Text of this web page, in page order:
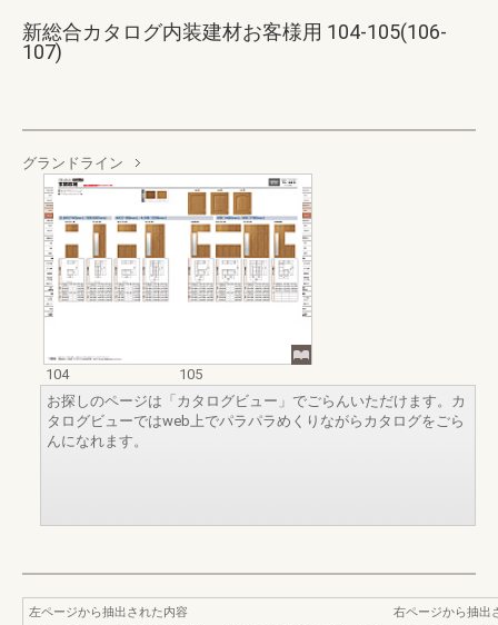
新総合カタログ内装建材お客様用 104-105(106-
107)
グランドライン
104
105
お探しのページは「カタログビュー」でごらんいただけます。カ
タログビューではweb上でパラパラめくりながらカタログをごら
んになれます。
左ページから抽出された内容
右ページから抽出